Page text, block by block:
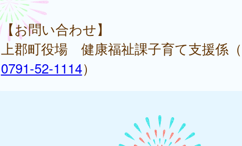
【お問い合わせ】
上郡町役場 健康福祉課子育て支援係（
0791-52-1114）